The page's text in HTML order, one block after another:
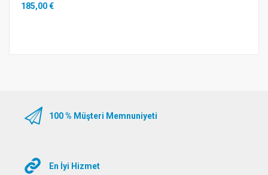
185,00 €
100 % Müşteri Memnuniyeti
En İyi Hizmet